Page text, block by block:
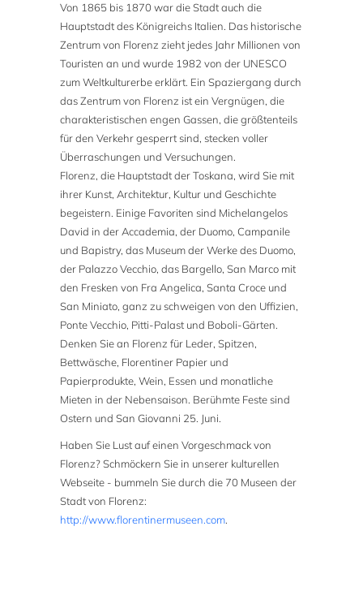
Von 1865 bis 1870 war die Stadt auch die
Hauptstadt des Königreichs Italien. Das historische
Zentrum von Florenz zieht jedes Jahr Millionen von
Touristen an und wurde 1982 von der UNESCO
zum Weltkulturerbe erklärt. Ein Spaziergang durch
das Zentrum von Florenz ist ein Vergnügen, die
charakteristischen engen Gassen, die größtenteils
für den Verkehr gesperrt sind, stecken voller
Überraschungen und Versuchungen.
Florenz, die Hauptstadt der Toskana, wird Sie mit
ihrer Kunst, Architektur, Kultur und Geschichte
begeistern. Einige Favoriten sind Michelangelos
David in der Accademia, der Duomo, Campanile
und Bapistry, das Museum der Werke des Duomo,
der Palazzo Vecchio, das Bargello, San Marco mit
den Fresken von Fra Angelica, Santa Croce und
San Miniato, ganz zu schweigen von den Uffizien,
Ponte Vecchio, Pitti-Palast und Boboli-Gärten.
Denken Sie an Florenz für Leder, Spitzen,
Bettwäsche, Florentiner Papier und
Papierprodukte, Wein, Essen und monatliche
Mieten in der Nebensaison. Berühmte Feste sind
Ostern und San Giovanni 25. Juni.
Haben Sie Lust auf einen Vorgeschmack von
Florenz? Schmöckern Sie in unserer kulturellen
Webseite - bummeln Sie durch die 70 Museen der
Stadt von Florenz:
http://www.florentinermuseen.com.